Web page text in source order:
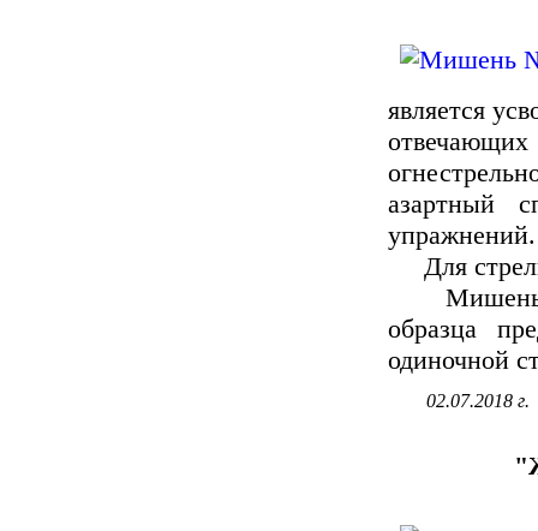
является
азартный
упражнений.
Для
Мишень №
образца
одиночной
02.07.2018 г.